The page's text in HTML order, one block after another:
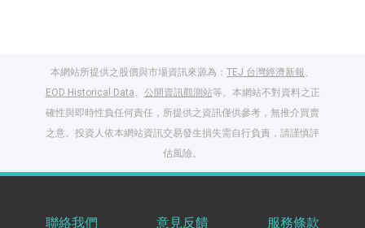
本網站所提供之股價與市場資訊來源為： TEJ 台灣經濟新報、
EOD Historical Data、 公開資訊觀測站等。本網站不對資料之正
確性與即時性負任何責任，所提供之資訊僅供參考，無推介買賣
之意。投資人依本網站資訊交易發生損失需自行負責，請謹慎評
估風險。
聯絡我們 意見反饋 服務條款